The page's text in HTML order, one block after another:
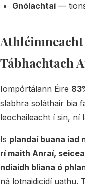
Gnólachtaí—
Tábhachtach
Iompórtálann Éire
slabhra soláthair bia
leochaileacht í sin, ní
Is plandaí buana iad
rí maith Anraí,
ndiaidh bliana ó
ná lotnaidicídí uathu.